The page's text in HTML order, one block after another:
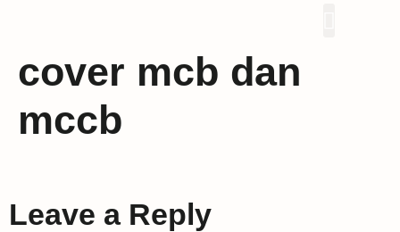
cover mcb dan
mccb
Leave a Reply